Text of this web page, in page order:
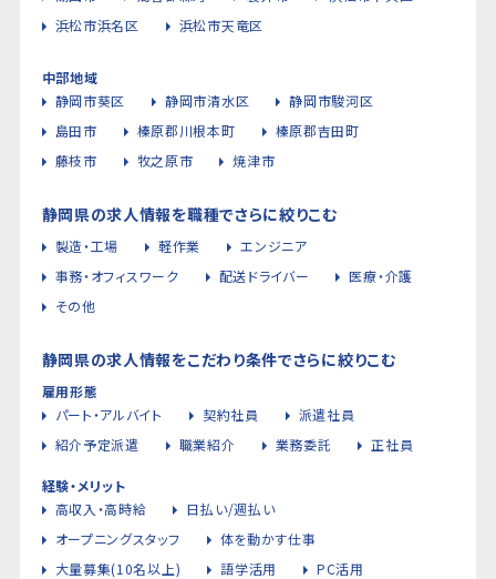
浜松市浜名区
浜松市天竜区
中部地域
静岡市葵区
静岡市清水区
静岡市駿河区
島田市
榛原郡川根本町
榛原郡吉田町
藤枝市
牧之原市 焼津市
静岡県の求人情報を職種でさらに絞りこむ
製造・工場 軽作業
エンジニア
事務・オフィスワーク
配送ドライバー
医療・介護
その他
静岡県の求人情報をこだわり条件でさらに絞りこむ
雇用形態
パート・アルバイト
契約社員
派遣社員
紹介予定派遣
職業紹介 業務委託 正社員
経験・メリット
高収入・高時給
日払い/週払い
オープニングスタッフ
体を動かす仕事
大量募集(10名以上)
語学活用
PC活用